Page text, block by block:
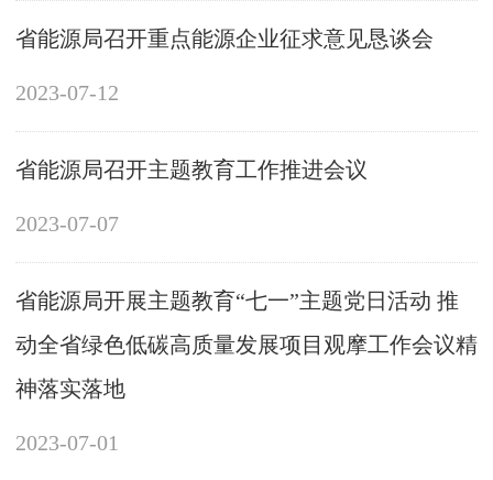
省能源局召开重点能源企业征求意见恳谈会
2023-07-12
省能源局召开主题教育工作推进会议
2023-07-07
省能源局开展主题教育“七一”主题党日活动 推
动全省绿色低碳高质量发展项目观摩工作会议精
神落实落地
2023-07-01